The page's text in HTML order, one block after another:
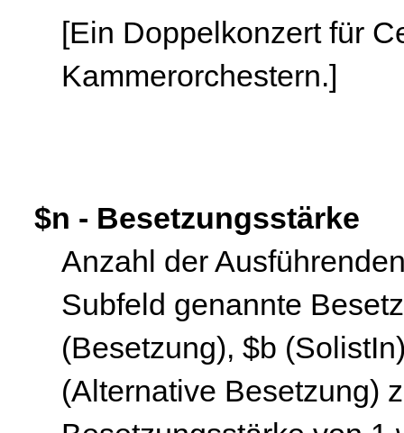
[Ein Doppelkonzert für
Kammerorchestern.]
$n - Besetzungsstärke
Anzahl der
Subfeld genannte
(Besetzung), $b
(Alternative Besetzung)